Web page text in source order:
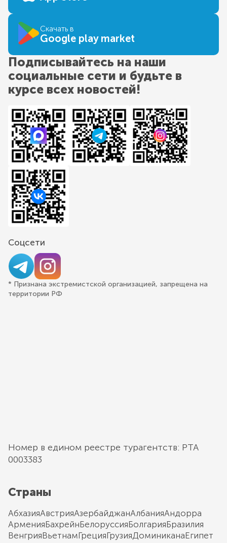
Скачать в
Google play market
Подписывайтесь на наши
социальные сети и будьте в
курсе всех новостей!
Соцсети
* Признана экстремистской организацией, запрещена на
территории РФ
Номер в едином реестре турагентств: РТА
0003383
Страны
АбхазияАвстрияАзербайджанАлбанияАндорра
АрменияБахрейнБелоруссияБолгарияБразилия
ВенгрияВьетнамГрецияГрузияДоминиканаЕгипет